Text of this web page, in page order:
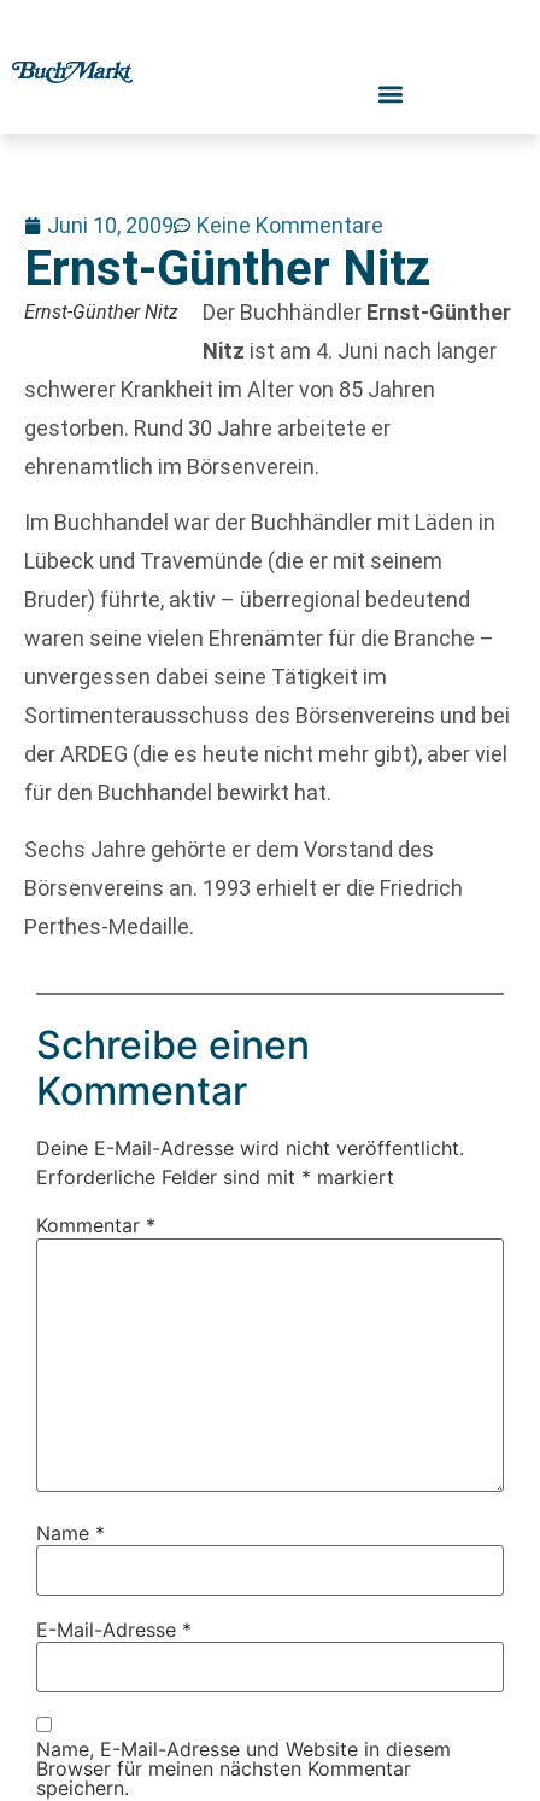
Juni 10, 2009 Keine Kommentare
Ernst-Günther Nitz
Ernst-Günther Nitz Der Buchhändler Ernst-Günther
Nitz ist am 4. Juni nach langer
schwerer Krankheit im Alter von 85 Jahren
gestorben. Rund 30 Jahre arbeitete er
ehrenamtlich im Börsenverein.
Im Buchhandel war der Buchhändler mit Läden in
Lübeck und Travemünde (die er mit seinem
Bruder) führte, aktiv – überregional bedeutend
waren seine vielen Ehrenämter für die Branche –
unvergessen dabei seine Tätigkeit im
Sortimenterausschuss des Börsenvereins und bei
der ARDEG (die es heute nicht mehr gibt), aber viel
für den Buchhandel bewirkt hat.
Sechs Jahre gehörte er dem Vorstand des
Börsenvereins an. 1993 erhielt er die Friedrich
Perthes-Medaille.
Schreibe einen
Kommentar
Deine E-Mail-Adresse wird nicht veröffentlicht.
Erforderliche Felder sind mit * markiert
Kommentar *
Name *
E-Mail-Adresse *
Name, E-Mail-Adresse und Website in diesem
Browser für meinen nächsten Kommentar
speichern.